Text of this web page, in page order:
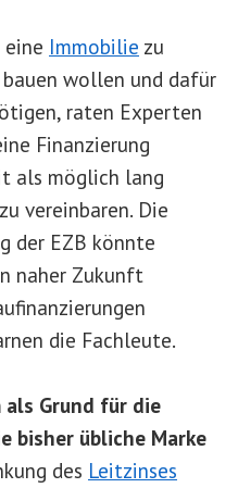
Immobilie zu
wollen und dafür
raten Experten
Finanzierung
als möglich lang
vereinbaren. Die
der EZB könnte
naher Zukunft
die Fachleute.
als Grund für die
bisher übliche Marke
des Leitzinses